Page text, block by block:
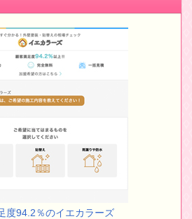
度94.2％のイエカラーズ